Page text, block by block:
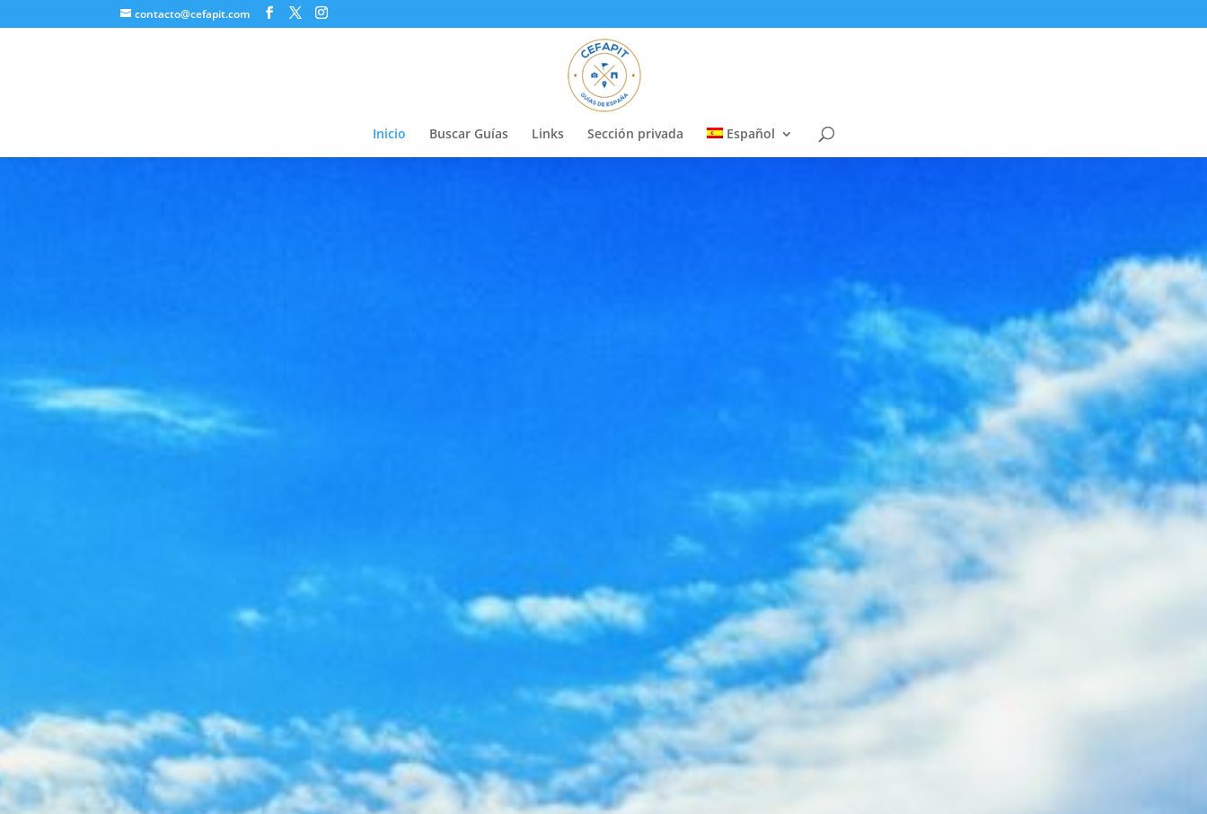
contacto@cefapit.com
Inicio Buscar Guías Links Sección privada Español